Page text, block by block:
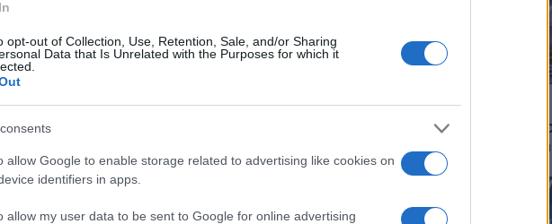
opt-out of Collection, Use, Retention, Sale, and/or Sharing
Data that Is Unrelated with the Purposes for which it
allow Google to enable storage related to advertising like cookies on
identifiers in apps.
allow my user data to be sent to Google for online advertising
(in sigla LFR) di newcleo per la
l’installazione di un mini-
di unapiccola batteria nuclearein
MW. Questa soluzione tecnologica
dal fatto di prevedere rifornimenti
15 anni, e di dover pianificare una
agevole la sostituzione del reattore
ESTERI
"Ne saremo
sta